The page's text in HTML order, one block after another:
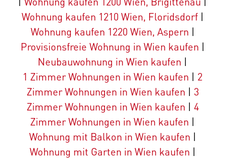
Wohnung kaufen 1210 Wien, Floridsdorf|
Wohnung kaufen 1220 Wien, Aspern |
Provisionsfreie Wohnung in Wien kaufen |
Neubauwohnung in Wien kaufen |
1 Zimmer Wohnungen in Wien kaufen | 2
Zimmer Wohnungen in Wien kaufen | 3
Zimmer Wohnungen in Wien kaufen | 4
Zimmer Wohnungen in Wien kaufen |
Wohnung mit Balkon in Wien kaufen |
Wohnung mit Garten in Wien kaufen |